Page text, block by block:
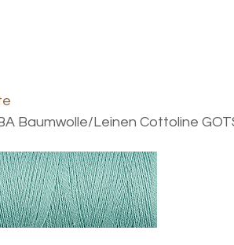
Baumwolle/Leinen Cottoline